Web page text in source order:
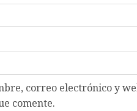
correo electrónico y
comente.